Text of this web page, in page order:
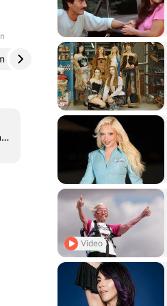
4
Video